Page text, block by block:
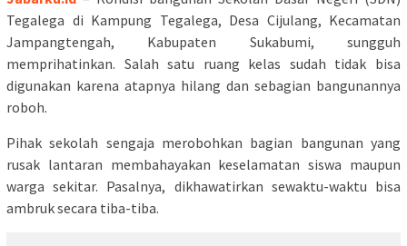
Tegalega di Kampung Tegalega, Desa Cijulang, Kecamatan
Jampangtengah, Kabupaten Sukabumi, sungguh
memprihatinkan. Salah satu ruang kelas sudah tidak bisa
digunakan karena atapnya hilang dan sebagian bangunannya
roboh.
Pihak sekolah sengaja merobohkan bagian bangunan yang
rusak lantaran membahayakan keselamatan siswa maupun
warga sekitar. Pasalnya, dikhawatirkan sewaktu-waktu bisa
ambruk secara tiba-tiba.